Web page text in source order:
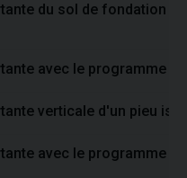
du sol de fondation
avec le programme
verticale d'un pieu
avec le programme